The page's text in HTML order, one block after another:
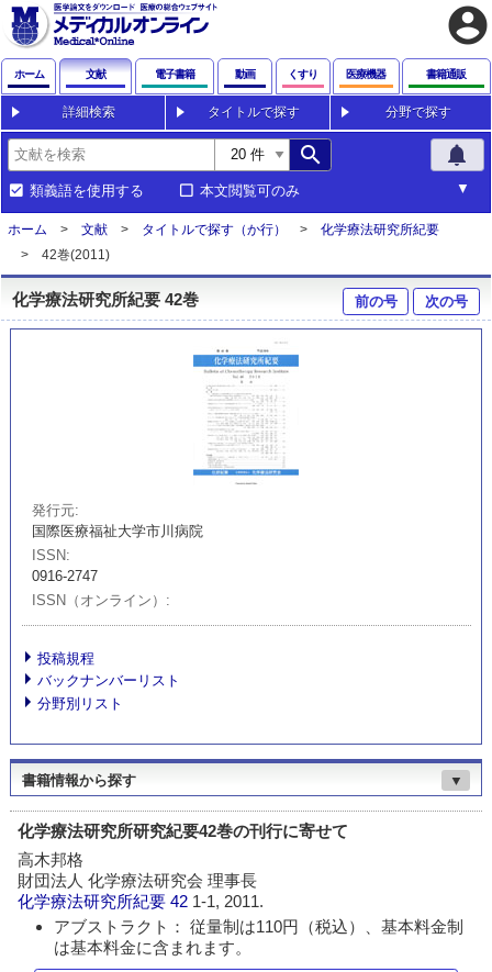
account_circle
ホーム 文献 電子書籍 動画 くすり 医療機器 書籍通販
詳細検索 タイトルで探す 分野で探す
search notifications
類義語を使用する 本文閲覧可のみ
ホーム 文献 タイトルで探す（か行）
化学療法研究所紀要
42巻(2011)
化学療法研究所紀要 42巻 前の号 次の号
発行元
国際医療福祉大学市川病院
ISSN
0916-2747
ISSN（オンライン）
投稿規程
バックナンバーリスト
分野別リスト
書籍情報から探す ▼
化学療法研究所研究紀要42巻の刊行に寄せて
高木邦格
財団法人 化学療法研究会 理事長
化学療法研究所紀要 42 1-1, 2011.
アブストラクト： 従量制は110円（税込）、基本料金制
は基本料金に含まれます。